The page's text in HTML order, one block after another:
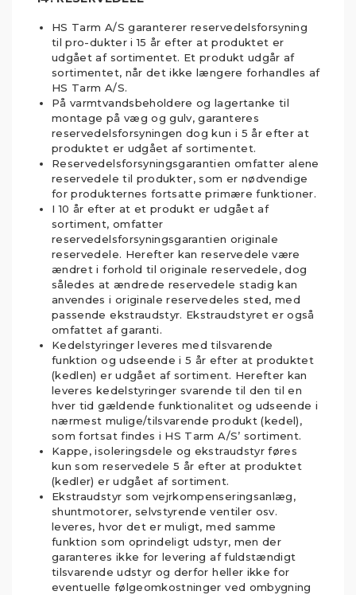
HS Tarm A/S garanterer reservedelsforsyning
til pro-dukter i 15 år efter at produktet er
udgået af sortimentet. Et produkt udgår af
sortimentet, når det ikke længere forhandles af
HS Tarm A/S.
På varmtvandsbeholdere og lagertanke til
montage på væg og gulv, garanteres
reservedelsforsyningen dog kun i 5 år efter at
produktet er udgået af sortimentet.
Reservedelsforsyningsgarantien omfatter alene
reservedele til produkter, som er nødvendige
for produkternes fortsatte primære funktioner.
I 10 år efter at et produkt er udgået af
sortiment, omfatter
reservedelsforsyningsgarantien originale
reservedele. Herefter kan reservedele være
ændret i forhold til originale reservedele, dog
således at ændrede reservedele stadig kan
anvendes i originale reservedeles sted, med
passende ekstraudstyr. Ekstraudstyret er også
omfattet af garanti.
Kedelstyringer leveres med tilsvarende
funktion og udseende i 5 år efter at produktet
(kedlen) er udgået af sortiment. Herefter kan
leveres kedelstyringer svarende til den til en
hver tid gældende funktionalitet og udseende i
nærmest mulige/tilsvarende produkt (kedel),
som fortsat findes i HS Tarm A/S’ sortiment.
Kappe, isoleringsdele og ekstraudstyr føres
kun som reservedele 5 år efter at produktet
(kedler) er udgået af sortiment.
Ekstraudstyr som vejrkompenseringsanlæg,
shuntmotorer, selvstyrende ventiler osv.
leveres, hvor det er muligt, med samme
funktion som oprindeligt udstyr, men der
garanteres ikke for levering af fuldstændigt
tilsvarende udstyr og derfor heller ikke for
eventuelle følgeomkostninger ved ombygning